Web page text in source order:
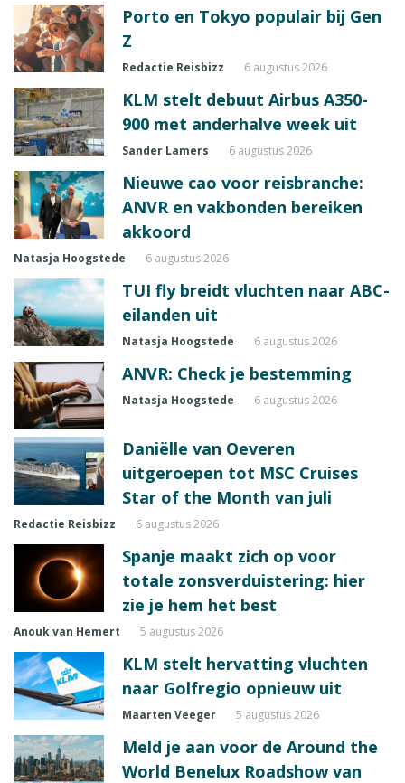
Porto en Tokyo populair bij Gen
Z
Redactie Reisbizz 6 augustus 2026
KLM stelt debuut Airbus A350-
900 met anderhalve week uit
Sander Lamers 6 augustus 2026
Nieuwe cao voor reisbranche:
ANVR en vakbonden bereiken
akkoord
Natasja Hoogstede 6 augustus 2026
TUI fly breidt vluchten naar ABC-
eilanden uit
Natasja Hoogstede 6 augustus 2026
ANVR: Check je bestemming
Natasja Hoogstede 6 augustus 2026
Daniëlle van Oeveren
uitgeroepen tot MSC Cruises
Star of the Month van juli
Redactie Reisbizz 6 augustus 2026
Spanje maakt zich op voor
totale zonsverduistering: hier
zie je hem het best
Anouk van Hemert 5 augustus 2026
KLM stelt hervatting vluchten
naar Golfregio opnieuw uit
Maarten Veeger 5 augustus 2026
Meld je aan voor de Around the
World Benelux Roadshow van